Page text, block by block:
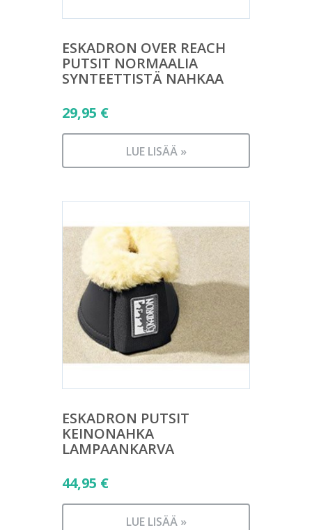
ESKADRON OVER REACH
PUTSIT NORMAALIA
SYNTEETTISTÄ NAHKAA
29,95 €
LUE LISÄÄ »
ESKADRON PUTSIT
KEINONAHKA
LAMPAANKARVA
44,95 €
LUE LISÄÄ »